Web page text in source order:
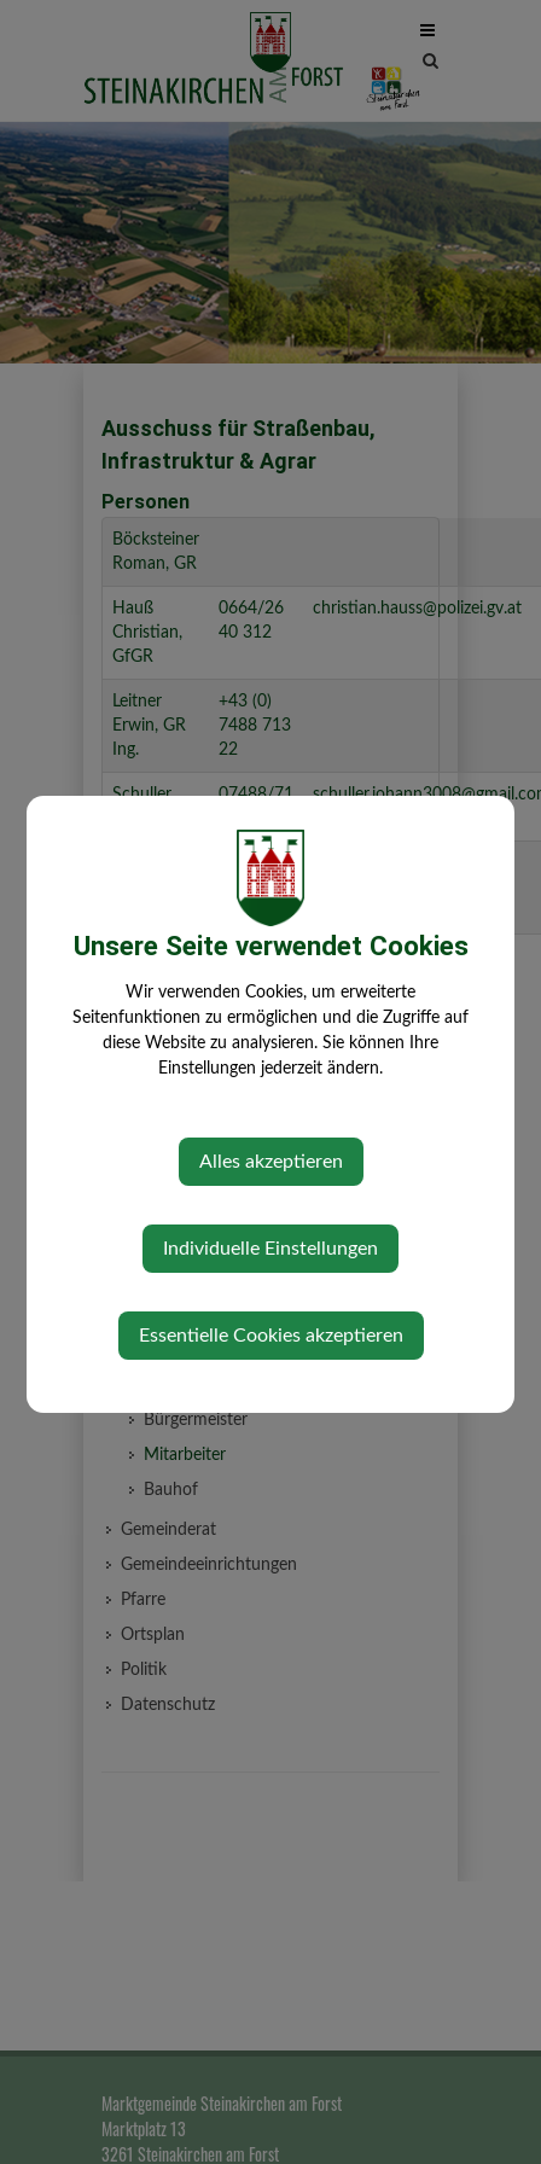
Site
Ausschuss für Straßenbau,
Infrastruktur & Agrar
Personen
Böcksteiner
Roman, GR
Hauß
Christian,
GfGR
0664/26
40 312
christian.hauss@polizei.gv.at
Leitner
Erwin, GR
Ing.
+43 (0)
7488 713
22
Schuller
07488/71
+43 (0)
7488 712
Tanzer
Anton, GR
Über die Gemeinde
Bürgermeister
Mitarbeiter
Bauhof
Gemeinderat
Gemeindeeinrichtungen
Pfarre
Ortsplan
Politik
Datenschutz
Marktgemeinde Steinakirchen am Forst
Marktplatz 13
3261 Steinakirchen am Forst
Unsere Seite verwendet Cookies
Wir verwenden Cookies, um erweiterte
Seitenfunktionen zu ermöglichen und die Zugriffe auf
diese Website zu analysieren. Sie können Ihre
Einstellungen jederzeit ändern.
Alles akzeptieren
Individuelle Einstellungen
Essentielle Cookies akzeptieren